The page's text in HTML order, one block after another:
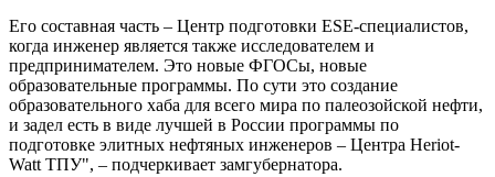
Его составная часть – Центр подготовки ESE-специалистов,
когда инженер является также исследователем и
предпринимателем. Это новые ФГОСы, новые
образовательные программы. По сути это создание
образовательного хаба для всего мира по палеозойской нефти,
и задел есть в виде лучшей в России программы по
подготовке элитных нефтяных инженеров – Центра Heriot-
Watt ТПУ", – подчеркивает замгубернатора.